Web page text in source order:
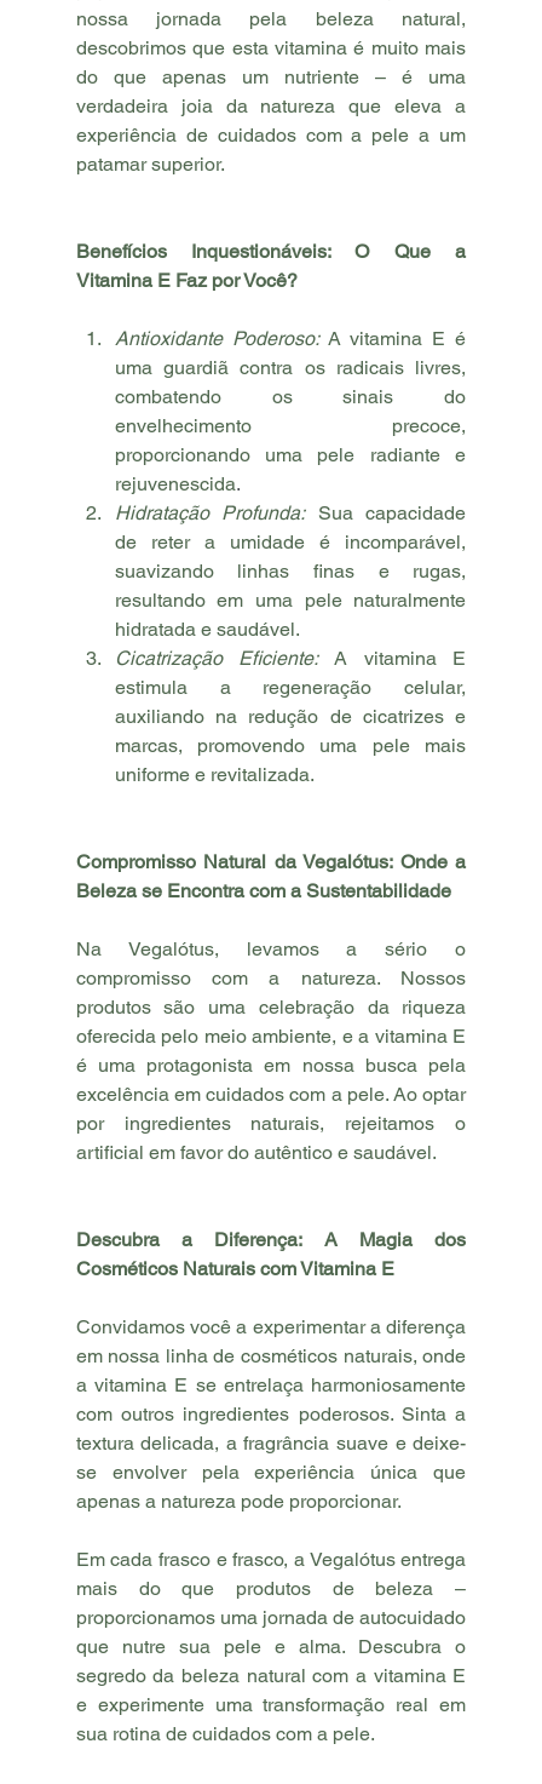
nossa jornada pela beleza natural,
descobrimos que esta vitamina é muito mais
do que apenas um nutriente – é uma
verdadeira joia da natureza que eleva a
experiência de cuidados com a pele a um
patamar superior.
Benefícios Inquestionáveis: O Que a
Vitamina E Faz por Você?
Antioxidante Poderoso: A vitamina E é
uma guardiã contra os radicais livres,
combatendo os sinais do
envelhecimento precoce,
proporcionando uma pele radiante e
rejuvenescida.
Hidratação Profunda: Sua capacidade
de reter a umidade é incomparável,
suavizando linhas finas e rugas,
resultando em uma pele naturalmente
hidratada e saudável.
Cicatrização Eficiente: A vitamina E
estimula a regeneração celular,
auxiliando na redução de cicatrizes e
marcas, promovendo uma pele mais
uniforme e revitalizada.
Compromisso Natural da Vegalótus: Onde a
Beleza se Encontra com a Sustentabilidade
Na Vegalótus, levamos a sério o
compromisso com a natureza. Nossos
produtos são uma celebração da riqueza
oferecida pelo meio ambiente, e a vitamina E
é uma protagonista em nossa busca pela
excelência em cuidados com a pele. Ao optar
por ingredientes naturais, rejeitamos o
artificial em favor do autêntico e saudável.
Descubra a Diferença: A Magia dos
Cosméticos Naturais com Vitamina E
Convidamos você a experimentar a diferença
em nossa linha de cosméticos naturais, onde
a vitamina E se entrelaça harmoniosamente
com outros ingredientes poderosos. Sinta a
textura delicada, a fragrância suave e deixe-
se envolver pela experiência única que
apenas a natureza pode proporcionar.
Em cada frasco e frasco, a Vegalótus entrega
mais do que produtos de beleza –
proporcionamos uma jornada de autocuidado
que nutre sua pele e alma. Descubra o
segredo da beleza natural com a vitamina E
e experimente uma transformação real em
sua rotina de cuidados com a pele.